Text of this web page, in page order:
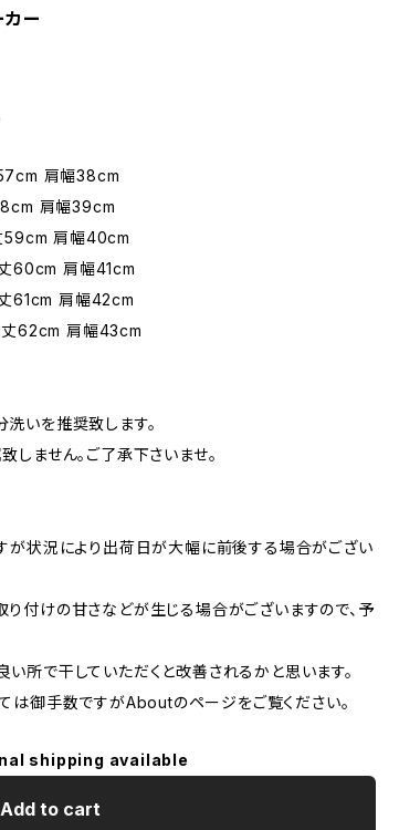
ー
肩幅38cm
肩幅39cm
59cm 肩幅40cm
60cm 肩幅41cm
61cm 肩幅42cm
62cm 肩幅43cm
いを推奨致します。
ません。ご了承下さいませ。
が状況により出荷日が大幅に前後する場合がござい
付けの甘さなどが生じる場合がございますので、予
所で干していただくと改善されるかと思います。
は御手数ですがAboutのページをご覧ください。
shipping available
Add to cart